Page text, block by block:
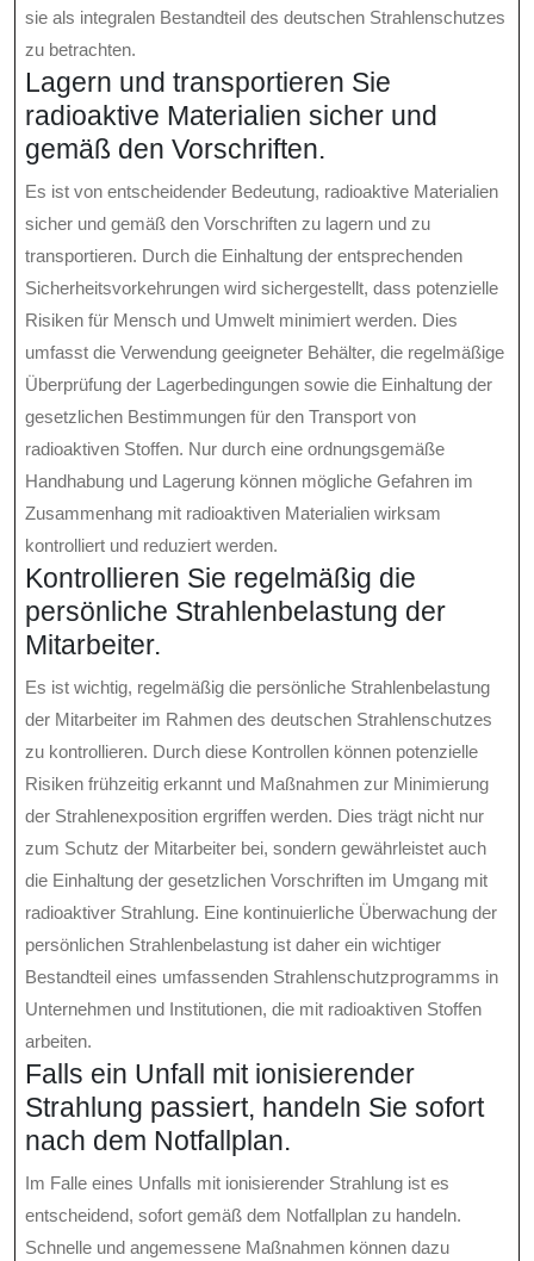
sie als integralen Bestandteil des deutschen Strahlenschutzes
zu betrachten.
Lagern und transportieren Sie
radioaktive Materialien sicher und
gemäß den Vorschriften.
Es ist von entscheidender Bedeutung, radioaktive Materialien
sicher und gemäß den Vorschriften zu lagern und zu
transportieren. Durch die Einhaltung der entsprechenden
Sicherheitsvorkehrungen wird sichergestellt, dass potenzielle
Risiken für Mensch und Umwelt minimiert werden. Dies
umfasst die Verwendung geeigneter Behälter, die regelmäßige
Überprüfung der Lagerbedingungen sowie die Einhaltung der
gesetzlichen Bestimmungen für den Transport von
radioaktiven Stoffen. Nur durch eine ordnungsgemäße
Handhabung und Lagerung können mögliche Gefahren im
Zusammenhang mit radioaktiven Materialien wirksam
kontrolliert und reduziert werden.
Kontrollieren Sie regelmäßig die
persönliche Strahlenbelastung der
Mitarbeiter.
Es ist wichtig, regelmäßig die persönliche Strahlenbelastung
der Mitarbeiter im Rahmen des deutschen Strahlenschutzes
zu kontrollieren. Durch diese Kontrollen können potenzielle
Risiken frühzeitig erkannt und Maßnahmen zur Minimierung
der Strahlenexposition ergriffen werden. Dies trägt nicht nur
zum Schutz der Mitarbeiter bei, sondern gewährleistet auch
die Einhaltung der gesetzlichen Vorschriften im Umgang mit
radioaktiver Strahlung. Eine kontinuierliche Überwachung der
persönlichen Strahlenbelastung ist daher ein wichtiger
Bestandteil eines umfassenden Strahlenschutzprogramms in
Unternehmen und Institutionen, die mit radioaktiven Stoffen
arbeiten.
Falls ein Unfall mit ionisierender
Strahlung passiert, handeln Sie sofort
nach dem Notfallplan.
Im Falle eines Unfalls mit ionisierender Strahlung ist es
entscheidend, sofort gemäß dem Notfallplan zu handeln.
Schnelle und angemessene Maßnahmen können dazu